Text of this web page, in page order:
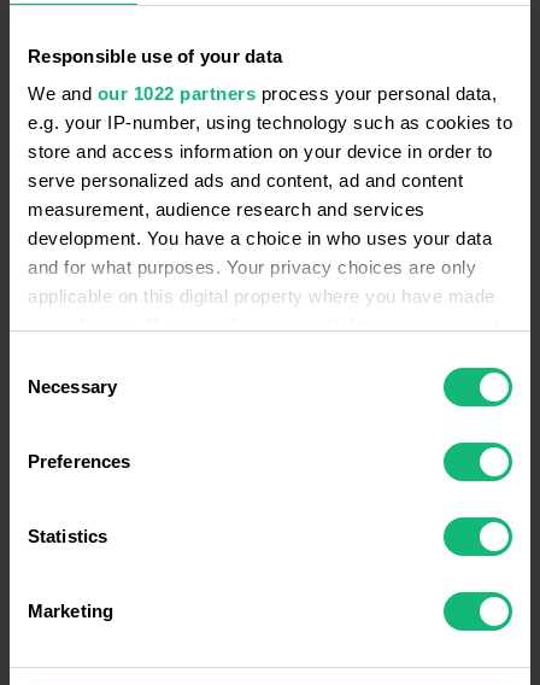
Responsible use of your data
We and our 1022 partners process your personal data,
e.g. your IP-number, using technology such as cookies to
store and access information on your device in order to
serve personalized ads and content, ad and content
measurement, audience research and services
development. You have a choice in who uses your data
and for what purposes. Your privacy choices are only
applicable on this digital property where you have made
the Privacy trigger icon.
Collect information about your geographical
meters
Identify your device by actively scanning it for
Find out more about how your personal data is processed
Selection
Necessary
Preferences
Statistics
Marketing
Click to Call
Godziny robocze
Ringostat jest już używany
Dołącz do nas!